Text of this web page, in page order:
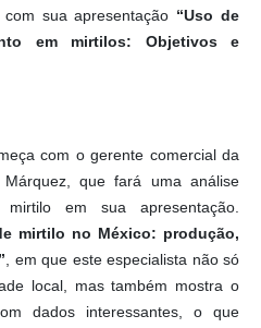
sua apresentação “Uso de
em mirtilos: Objetivos e
com o gerente comercial da
que fará uma análise
em sua apresentação.
mirtilo no México: produção,
, em que este especialista não só
local, mas também mostra o
dados interessantes, o que